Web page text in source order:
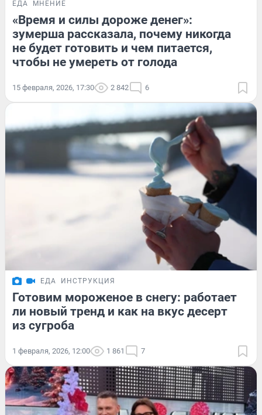
ЕДА МНЕНИЕ
«Время и силы дороже денег»:
зумерша рассказала, почему никогда
не будет готовить и чем питается,
чтобы не умереть от голода
15 февраля, 2026, 17:30 2 842 6
ЕДА ИНСТРУКЦИЯ
Готовим мороженое в снегу: работает
ли новый тренд и как на вкус десерт
из сугроба
1 февраля, 2026, 12:00 1 861 7